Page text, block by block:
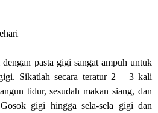
pasta gigi sangat ampuh untuk
Sikatlah secara teratur 2 – 3 kali
tidur, sesudah makan siang, dan
gigi hingga sela-sela gigi dan